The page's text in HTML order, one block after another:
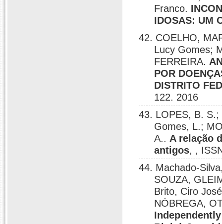
Franco.
IDOSAS: UM
42. COELHO,
Lucy Gomes;
FERREIRA.
POR
DISTRITO
122. 2016
43. LOPES, B.
Gomes, L.;
A.. A relação
antigos, ,
44. Machado-
SOUZA,
Brito, Ciro
NÓBREGA,